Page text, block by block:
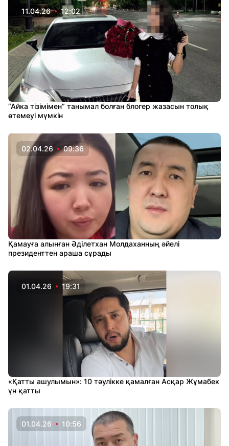
11.04.26 12:02
“Айка тізімімен” танымал болған блогер жазасын толық
өтемеуі мүмкін
02.04.26 09:36
Қамауға алынған Әділетхан Молдаханның әйелі
президенттен араша сұрады
01.04.26 19:31
«Қатты ашулымын»: 10 тәулікке қамалған Асқар Жұмабек
үн қатты
01.04.26 10:56